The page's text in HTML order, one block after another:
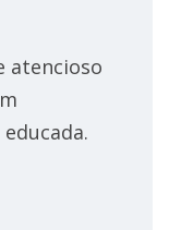
atencioso